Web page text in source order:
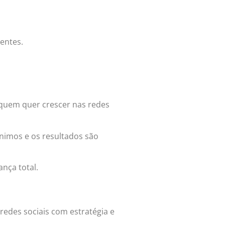
quer crescer nas redes
e os resultados são
total.
sociais com estratégia e